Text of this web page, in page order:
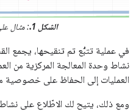
الشكل 1. : مثال
في عملية تتبُّع تم تنقيحها، يجمع
نشاط وحدة المعالجة المركزية من
العمليات إلى الحفاظ على خصوصية
ومع ذلك، يتيح لك الاطّلاع على